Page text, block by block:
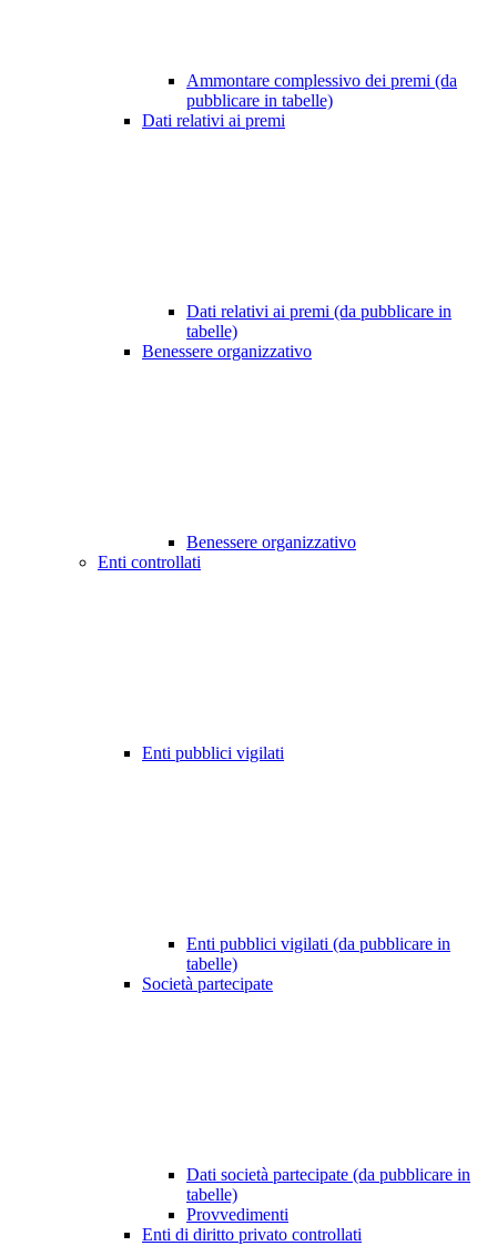
Ammontare complessivo dei premi (da
pubblicare in tabelle)
Dati relativi ai premi
Dati relativi ai premi (da pubblicare in
tabelle)
Benessere organizzativo
Benessere organizzativo
Enti controllati
Enti pubblici vigilati
Enti pubblici vigilati (da pubblicare in
tabelle)
Società partecipate
Dati società partecipate (da pubblicare in
tabelle)
Provvedimenti
Enti di diritto privato controllati